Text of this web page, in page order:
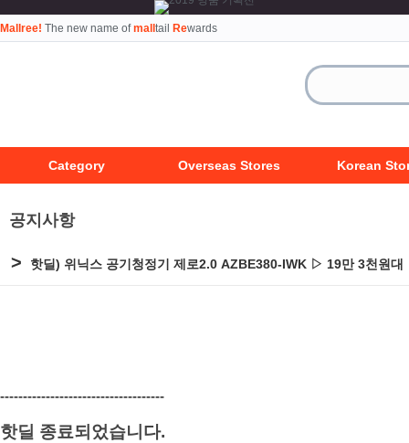
Mallree! The new name ofmall tail Rewards
Category Overseas Stores Korean
공지사항
> 핫딜) 위닉스 공기청정기 제로2.0 AZBE380-IWK ▷ 19만 3천원대
------------------------------------
핫딜 종료되었습니다.